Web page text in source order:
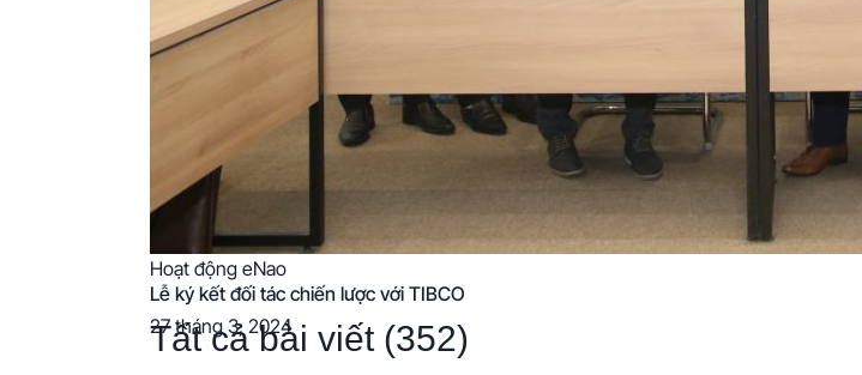
Hoạt động eNao
Lễ ký kết đối tác chiến lược với TIBCO
27 tháng 3, 2024
Tất cả bài viết (352)